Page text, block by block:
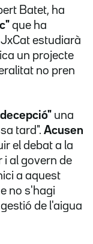
Batet, ha
que ha
estudiarà
un projecte
no pren
una
tard". Acusen
el debat a la
al govern de
a aquest
no s'hagi
de l'aigua